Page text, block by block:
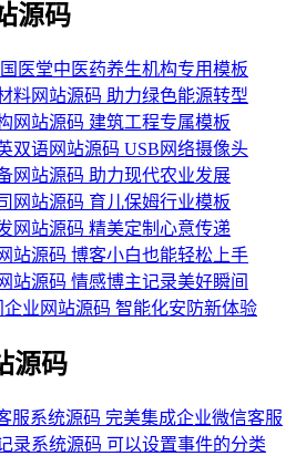
源码
医堂中医药养生机构专用模板
料网站源码 助力绿色能源转型
网站源码 建筑工程专属模板
双语网站源码 USB网络摄像头
网站源码 助力现代农业发展
网站源码 育儿保姆行业模板
网站源码 精美定制心意传递
站源码 博客小白也能轻松上手
站源码 情感博主记录美好瞬间
企业网站源码 智能化安防新体验
源码
服系统源码 完美集成企业微信客服
录系统源码 可以设置事件的分类